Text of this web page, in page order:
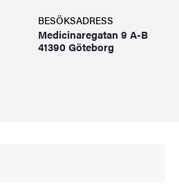
BESÖKSADRESS
Medicinaregatan 9 A-B
41390 Göteborg